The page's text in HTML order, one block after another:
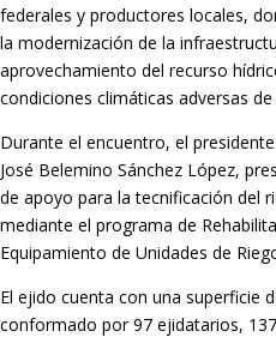
federales y productores locales,
la modernización de la
aprovechamiento del recurso
condiciones climáticas adversas de
Durante el encuentro, el
José Belemino Sánchez López,
de apoyo para la tecnificación del
mediante el programa de
Equipamiento de Unidades de
El ejido cuenta con una superficie
conformado por 97 ejidatarios,